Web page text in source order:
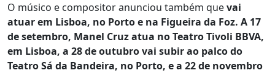
O músico e compositor anunciou também quevai
atuar em Lisboa, no Porto e na Figueira da Foz. A 17
de setembro, Manel Cruz atua no Teatro Tivoli BBVA,
em Lisboa, a 28 de outubro vai subir ao palco do
Teatro Sá da Bandeira, no Porto, e a 22 de novembro